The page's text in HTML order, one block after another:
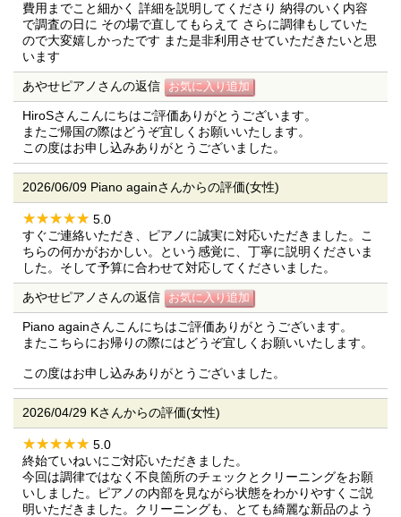
費用までこと細かく 詳細を説明してくださり 納得のいく内容
で調査の日に その場で直してもらえて さらに調律もしていた
ので大変嬉しかったです また是非利用させていただきたいと思
います
あやせピアノさんの返信
HiroSさんこんにちはご評価ありがとうございます。
またご帰国の際はどうぞ宜しくお願いいたします。
この度はお申し込みありがとうございました。
2026/06/09 Piano againさんからの評価(女性)
5.0
すぐご連絡いただき、ピアノに誠実に対応いただきました。こ
ちらの何かがおかしい。という感覚に、丁寧に説明くださいま
した。そして予算に合わせて対応してくださいました。
あやせピアノさんの返信
Piano againさんこんにちはご評価ありがとうございます。
またこちらにお帰りの際にはどうぞ宜しくお願いいたします。
この度はお申し込みありがとうございました。
2026/04/29 Kさんからの評価(女性)
5.0
終始ていねいにご対応いただきました。
今回は調律ではなく不良箇所のチェックとクリーニングをお願
いしました。ピアノの内部を見ながら状態をわかりやすくご説
明いただきました。クリーニングも、とても綺麗な新品のよう